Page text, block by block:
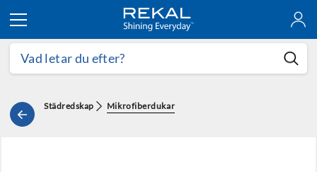
Hoppa till innehållet
Städredskap Mikrofiberdukar